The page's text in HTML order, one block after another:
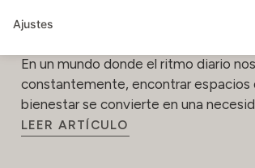
Relajación y bienestar: descubre
En un mundo donde el ritmo diario
constantemente, encontrar espacios
bienestar se convierte en una
LEER ARTÍCULO
Ajustes